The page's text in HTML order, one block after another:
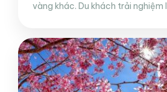
vàng khác. Du khách trải